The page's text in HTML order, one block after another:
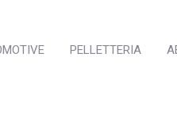
PELLETTERIA